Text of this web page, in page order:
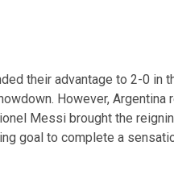
their advantage to 2-0 in
However, Argentina
Messi brought the
goal to complete a